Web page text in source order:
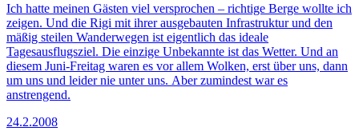
Ich hatte meinen Gästen viel versprochen – richtige Berge wollte ich
zeigen. Und die Rigi mit ihrer ausgebauten Infrastruktur und den
mäßig steilen Wanderwegen ist eigentlich das ideale
Tagesausflugsziel. Die einzige Unbekannte ist das Wetter. Und an
diesem Juni-Freitag waren es vor allem Wolken, erst über uns, dann
um uns und leider nie unter uns. Aber zumindest war es
anstrengend.
24.2.2008